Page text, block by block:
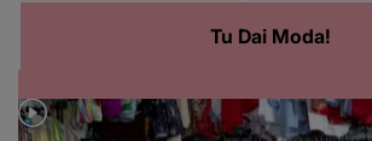
Tu Dai Moda!